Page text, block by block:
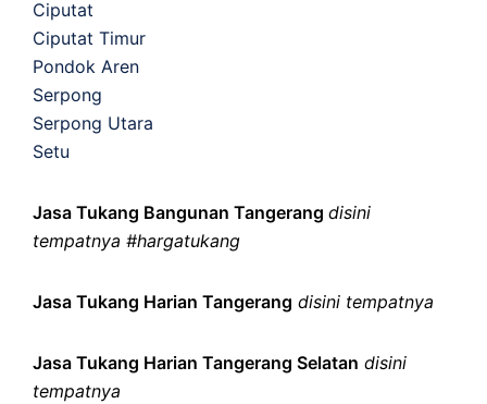
Ciputat
Ciputat Timur
Pondok Aren
Serpong
Serpong Utara
Setu
Jasa Tukang Bangunan Tangerang disini
tempatnya #hargatukang
Jasa Tukang Harian Tangerang disini tempatnya
Jasa Tukang Harian Tangerang Selatan disini
tempatnya